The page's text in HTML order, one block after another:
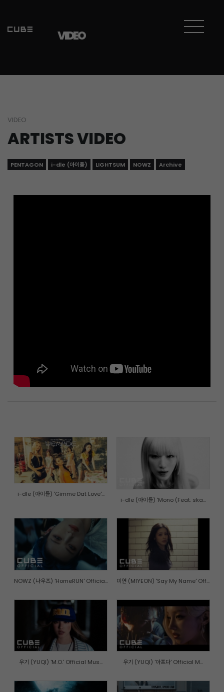
VIDEO
VIDEO
ARTISTS VIDEO
PENTAGON i-dle (아이들) LIGHTSUM NOWZ Archive
i-dle (아이들) 'Gimme Dat Love'...
i-dle (아이들) 'Mono (Feat. ska...
NOWZ (나우즈) 'HomeRUN' Officia... 미연 (MIYEON) 'Say My Name' Off...
우기 (YUQI) 'M.O.' Official Mus... 우기 (YUQI) '아프다' Official M...